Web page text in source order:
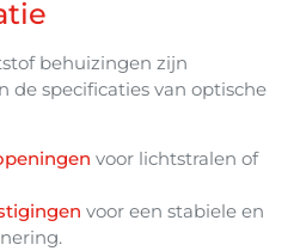
behuizingen zijn
de specificaties van optische
voor lichtstralen of
voor een stabiele en